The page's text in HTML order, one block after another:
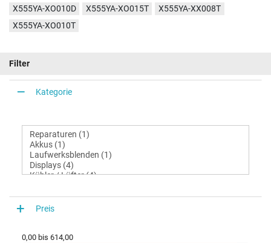
X555YA-XO010D X555YA-XO015T
X555YA-XX008T
X555YA-XO010T
Filter
Kategorie
Preis
0,00 bis 614,00